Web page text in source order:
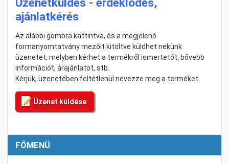
FŐMENÜ
Üzenetküldés - érdeklődés,
ajánlatkérés
Az alábbi gombra kattintva, és a megjelenő
formanyomtatvány mezőit kitöltve küldhet nekünk
üzenetet, melyben kérhet a termékről ismertetőt, bővebb
információt, árajánlatot, stb.
Kérjük, üzenetében feltétlenül nevezze meg a terméket.
Üzenet küldése